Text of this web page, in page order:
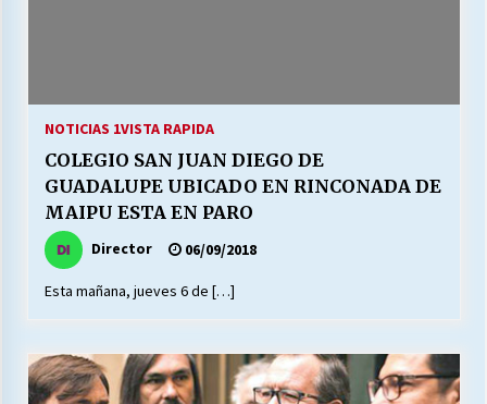
NOTICIAS 1VISTA RAPIDA
COLEGIO SAN JUAN DIEGO DE
GUADALUPE UBICADO EN RINCONADA DE
MAIPU ESTA EN PARO
Director 06/09/2018
Esta mañana, jueves 6 de […]